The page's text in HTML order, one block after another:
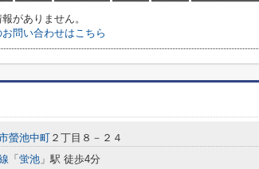
がありません。
問い合わせはこちら
螢池中町 ２丁目８－２４
「 蛍池 」駅 徒歩4分